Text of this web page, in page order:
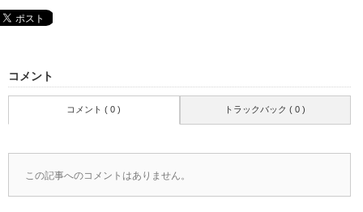
コメント
コメント ( 0 ) トラックバック ( 0 )
この記事へのコメントはありません。